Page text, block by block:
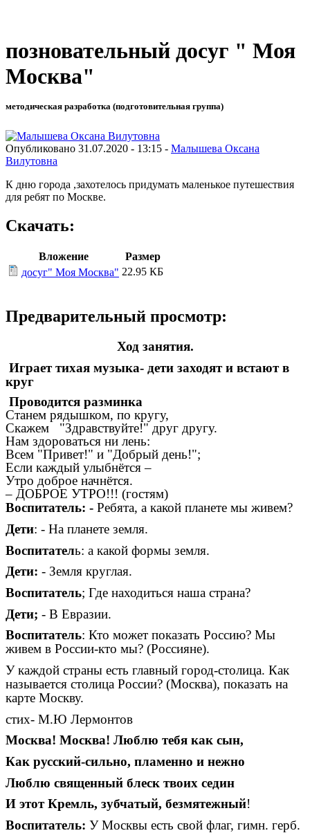
позновательный досуг " Моя
Москва"
методическая разработка (подготовительная группа)
Опубликовано 31.07.2020 - 13:15 - Малышева Оксана
Вилутовна
К дню города ,захотелось придумать маленькое путешествия
для ребят по Москве.
Скачать:
Вложение
Размер
досуг" Моя Москва" 22.95 КБ
Предварительный просмотр:
Ход занятия.
Играет тихая музыка- дети заходят и встают в
круг
Проводится разминка
Станем рядышком, по кругу,
Скажем "Здравствуйте!" друг другу.
Нам здороваться ни лень:
Всем "Привет!" и "Добрый день!";
Если каждый улыбнётся –
Утро доброе начнётся.
– ДОБРОЕ УТРО!!! (гостям)
Воспитатель: - Ребята, а какой планете мы живем?
Дети: - На планете земля.
Воспитатель: а какой формы земля.
Дети: - Земля круглая.
Воспитатель; Где находиться наша страна?
Дети; - В Евразии.
Воспитатель: Кто может показать Россию? Мы
живем в России-кто мы? (Россияне).
У каждой страны есть главный город-столица. Как
называется столица России? (Москва), показать на
карте Москву.
стих- М.Ю Лермонтов
Москва! Москва! Люблю тебя как сын,
Как русский-сильно, пламенно и нежно
Люблю священный блеск твоих седин
И этот Кремль, зубчатый, безмятежный!
Воспитатель: У Москвы есть свой флаг, гимн. герб.